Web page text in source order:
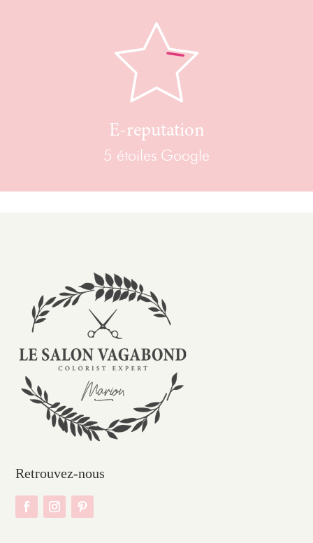
E-reputation
5 étoiles Google
Retrouvez-nous